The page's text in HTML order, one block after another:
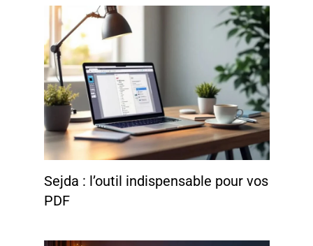
Sejda : l’outil indispensable pour vos
PDF